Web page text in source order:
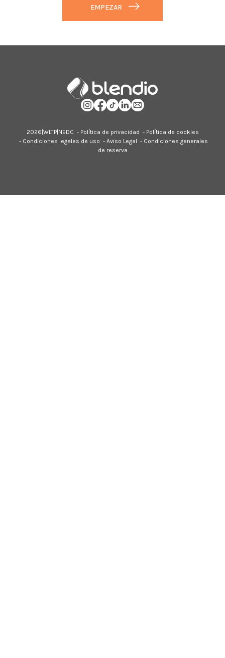
EMPEZAR
2026| WLTP| NEDC - Política de privacidad - Política de cookies
- Condiciones legales de uso - Aviso Legal - Condiciones generales
de reserva